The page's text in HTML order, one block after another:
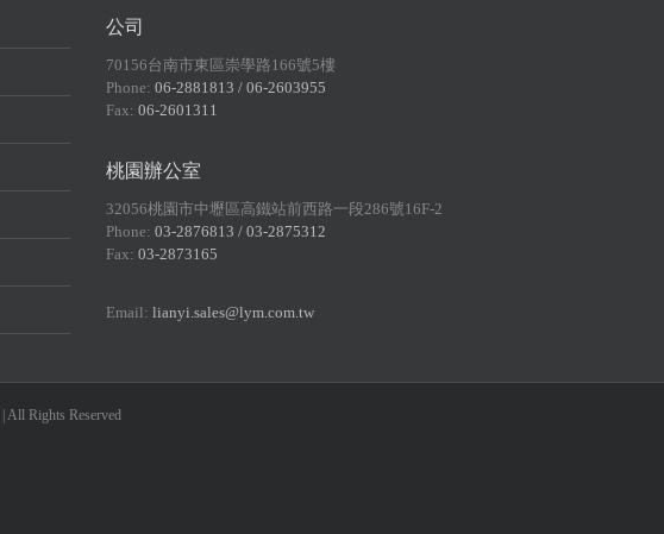
公司
70156台南市東區崇學路166號5樓
Phone:06-2881813 / 06-2603955
Fax:06-2601311
桃園辦公室
32056桃園市中壢區高鐵站前西路一段286號16F-2
Phone:03-2876813 / 03-2875312
Fax:03-2873165
Email:lianyi.sales@lym.com.tw
| All Rights Reserved